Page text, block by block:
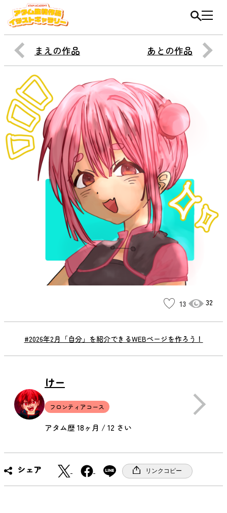
まえの作品 あとの作品
#2026年2月「自分」を紹介できるWEBページを作ろう！
13 32
けー
フロンティアコース
アタム歴 18ヶ月 / 12 さい
シェア
a
c
リンクコピー